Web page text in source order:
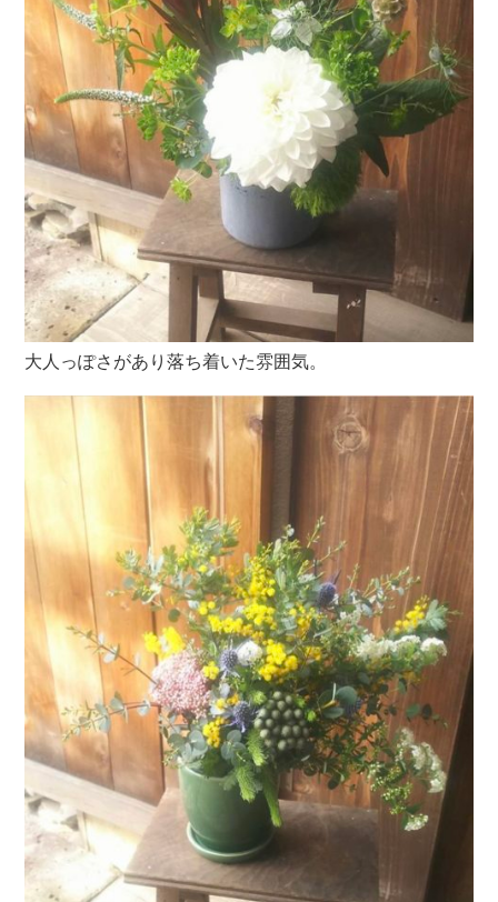
大人っぽさがあり落ち着いた雰囲気。